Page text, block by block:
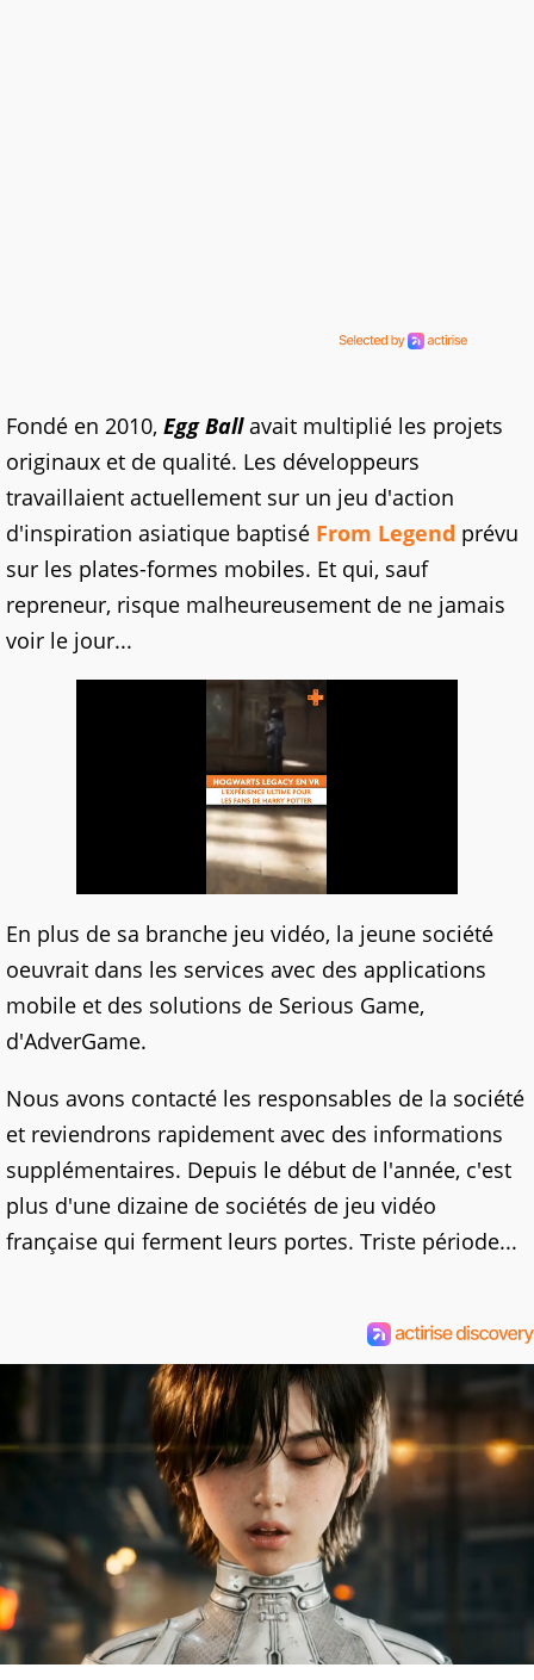
Fondé en 2010, Egg Ballavait multiplié les projets
originaux et de qualité. Les développeurs
travaillaient actuellement sur un jeu d'action
d'inspiration asiatique baptisé From Legend prévu
sur les plates-formes mobiles. Et qui, sauf
repreneur, risque malheureusement de ne jamais
voir le jour...
En plus de sa branche jeu vidéo, la jeune société
oeuvrait dans les services avec des applications
mobile et des solutions de Serious Game,
d'AdverGame.
Nous avons contacté les responsables de la société
et reviendrons rapidement avec des informations
supplémentaires. Depuis le début de l'année, c'est
plus d'une dizaine de sociétés de jeu vidéo
française qui ferment leurs portes. Triste période...